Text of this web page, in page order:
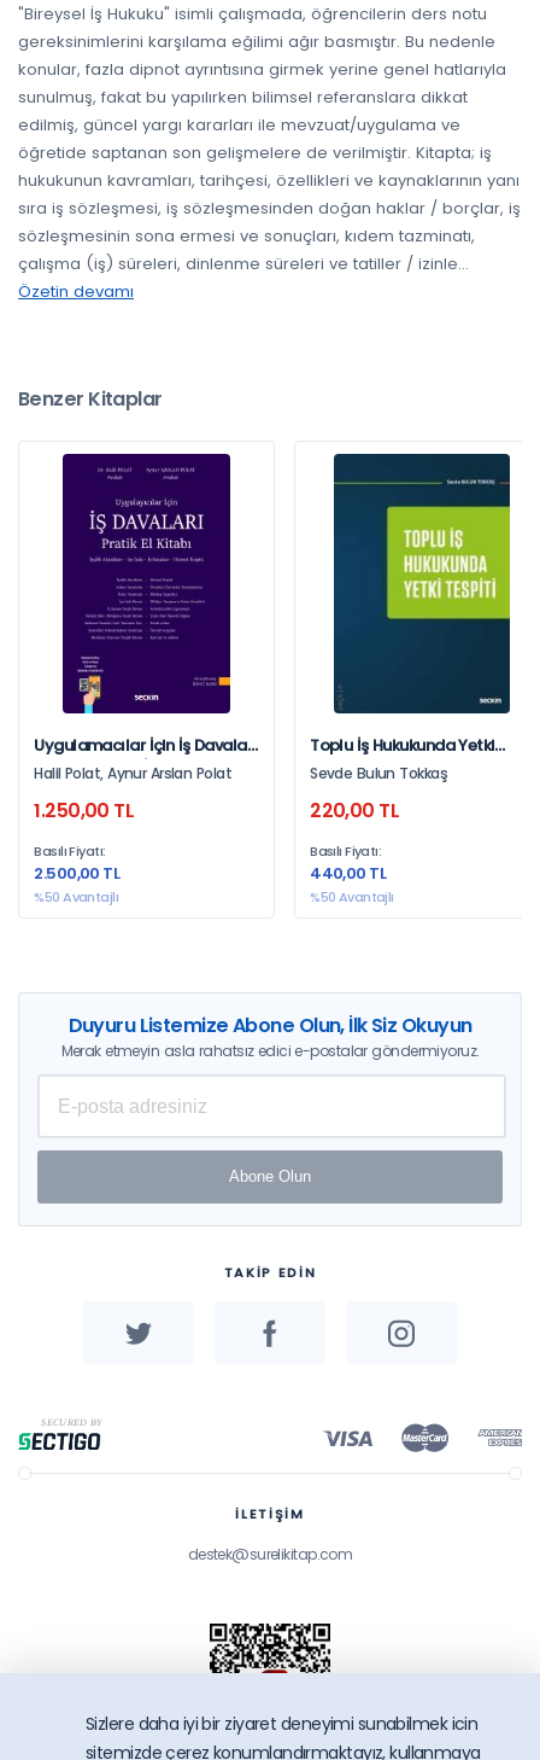
"Bireysel İş Hukuku" isimli çalışmada, öğrencilerin ders notu
gereksinimlerini karşılama eğilimi ağır basmıştır. Bu nedenle
konular, fazla dipnot ayrıntısına girmek yerine genel hatlarıyla
sunulmuş, fakat bu yapılırken bilimsel referanslara dikkat
edilmiş, güncel yargı kararları ile mevzuat/uygulama ve
öğretide saptanan son gelişmelere de verilmiştir. Kitapta; iş
hukukunun kavramları, tarihçesi, özellikleri ve kaynaklarının yanı
sıra iş sözleşmesi, iş sözleşmesinden doğan haklar / borçlar, iş
sözleşmesinin sona ermesi ve sonuçları, kıdem tazminatı,
çalışma (iş) süreleri, dinlenme süreleri ve tatiller / izinle...
Özetin devamı
Benzer Kitaplar
Uygulamacılar İçin İş Davaları
Pratik El Kitabı İşçilik
Alacakları – İşe İade – İş
Kazaları – Hizmet Tespiti
Halil Polat, Aynur Arslan Polat
1.250,00 TL
Basılı Fiyatı:
2.500,00 TL
%50 Avantajlı
Toplu İş Hukukunda Yetki
Tespiti
Sevde Bulun Tokkaş
220,00 TL
Basılı Fiyatı:
440,00 TL
%50 Avantajlı
Duyuru Listemize Abone Olun, İlk Siz Okuyun
Merak etmeyin asla rahatsız edici e-postalar göndermiyoruz.
Abone Olun
TAKİP EDİN
İLETİŞİM
destek@surelikitap.com
Sizlere daha iyi bir ziyaret deneyimi sunabilmek icin
sitemizde çerez konumlandırmaktayız, kullanmaya